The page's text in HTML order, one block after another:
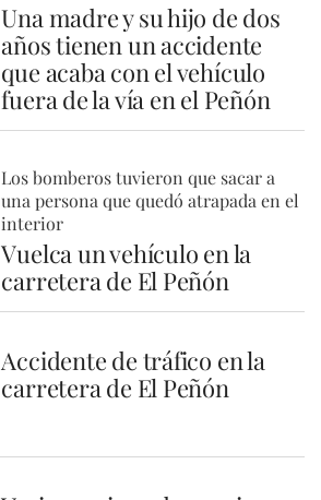
Una madre y su hijo de dos
años tienen un accidente
que acaba con el vehículo
fuera de la vía en el Peñón
Los bomberos tuvieron que sacar a
una persona que quedó atrapada en el
interior
Vuelca un vehículo en la
carretera de El Peñón
Accidente de tráfico en la
carretera de El Peñón